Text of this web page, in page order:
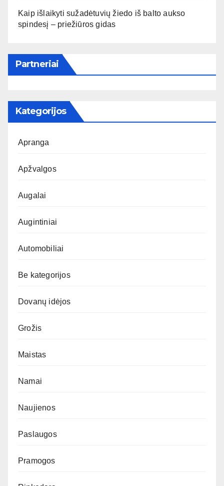
Kaip išlaikyti sužadėtuvių žiedo iš balto aukso
spindesį – priežiūros gidas
Partneriai
Kategorijos
Apranga
Apžvalgos
Augalai
Augintiniai
Automobiliai
Be kategorijos
Dovanų idėjos
Grožis
Maistas
Namai
Naujienos
Paslaugos
Pramogos